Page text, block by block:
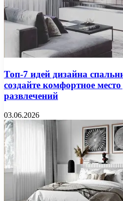
Топ-7 идей дизайна
создайте комфортное
развлечений
03.06.2026